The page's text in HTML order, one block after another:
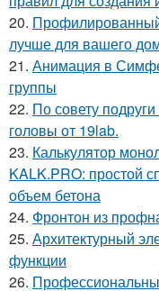
20. Профилированный
лучше для вашего
21. Анимация в
группы
22. По совету
головы от 19lab.
23. Калькулятор
KALK.PRO: простой
объем бетона
24. Фронтон из
25. Архитектурный
функции
26.